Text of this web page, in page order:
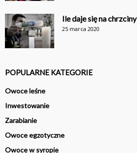
Ile daje się na chrzciny
25 marca 2020
POPULARNE KATEGORIE
Owoce leśne
Inwestowanie
Zarabianie
Owoce egzotyczne
Owoce w syropie